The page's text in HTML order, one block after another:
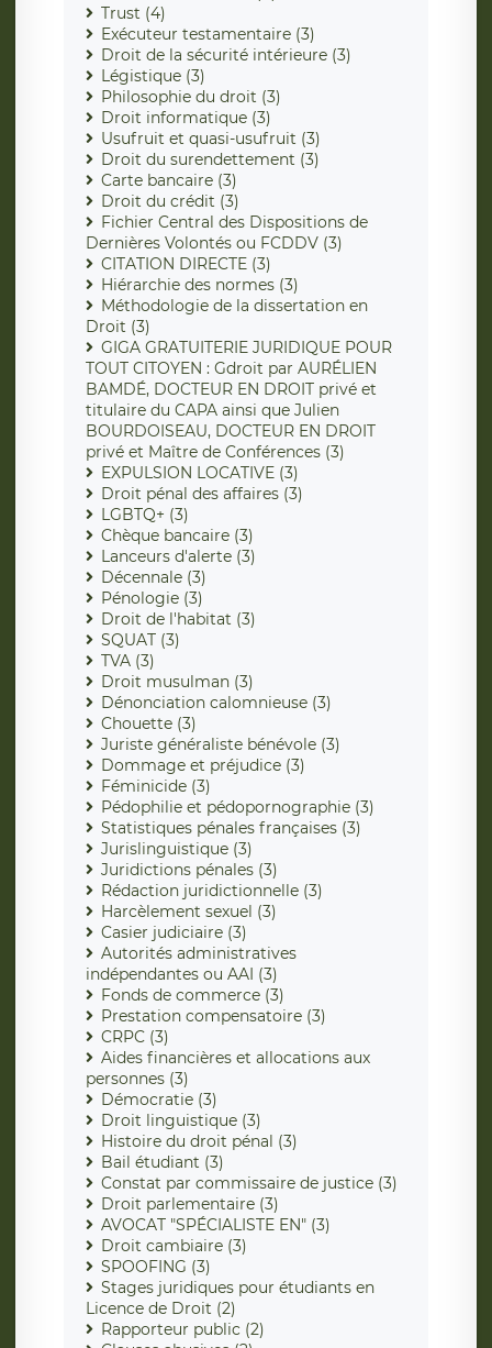
Trust (4)
Exécuteur testamentaire (3)
Droit de la sécurité intérieure (3)
Légistique (3)
Philosophie du droit (3)
Droit informatique (3)
Usufruit et quasi-usufruit (3)
Droit du surendettement (3)
Carte bancaire (3)
Droit du crédit (3)
Fichier Central des Dispositions de
Dernières Volontés ou FCDDV (3)
CITATION DIRECTE (3)
Hiérarchie des normes (3)
Méthodologie de la dissertation en
Droit (3)
GIGA GRATUITERIE JURIDIQUE POUR
TOUT CITOYEN : Gdroit par AURÉLIEN
BAMDÉ, DOCTEUR EN DROIT privé et
titulaire du CAPA ainsi que Julien
BOURDOISEAU, DOCTEUR EN DROIT
privé et Maître de Conférences (3)
EXPULSION LOCATIVE (3)
Droit pénal des affaires (3)
LGBTQ+ (3)
Chèque bancaire (3)
Lanceurs d'alerte (3)
Décennale (3)
Pénologie (3)
Droit de l'habitat (3)
SQUAT (3)
TVA (3)
Droit musulman (3)
Dénonciation calomnieuse (3)
Chouette (3)
Juriste généraliste bénévole (3)
Dommage et préjudice (3)
Féminicide (3)
Pédophilie et pédopornographie (3)
Statistiques pénales françaises (3)
Jurislinguistique (3)
Juridictions pénales (3)
Rédaction juridictionnelle (3)
Harcèlement sexuel (3)
Casier judiciaire (3)
Autorités administratives
indépendantes ou AAI (3)
Fonds de commerce (3)
Prestation compensatoire (3)
CRPC (3)
Aides financières et allocations aux
personnes (3)
Démocratie (3)
Droit linguistique (3)
Histoire du droit pénal (3)
Bail étudiant (3)
Constat par commissaire de justice (3)
Droit parlementaire (3)
AVOCAT "SPÉCIALISTE EN" (3)
Droit cambiaire (3)
SPOOFING (3)
Stages juridiques pour étudiants en
Licence de Droit (2)
Rapporteur public (2)